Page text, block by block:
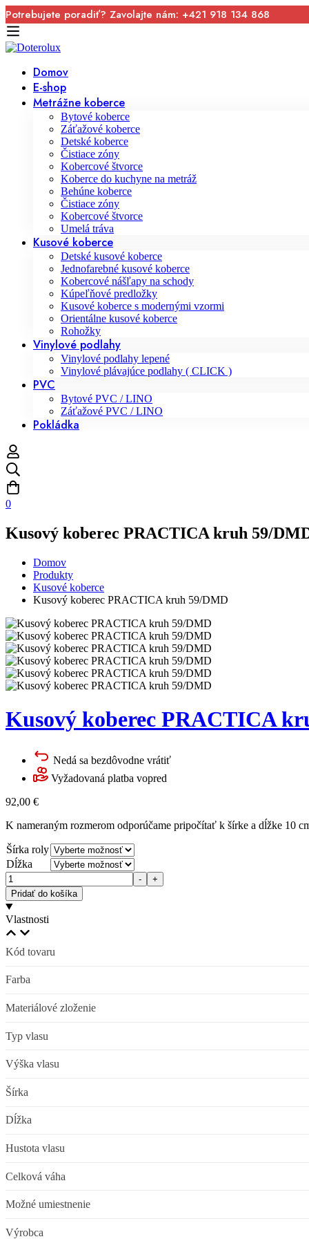
Potrebujete poradiť? Zavolajte nám: +421 918 134 868
Domov
E-shop
Metrážne koberce
Bytové koberce
Záťažové koberce
Detské koberce
Čistiace zóny
Kobercové štvorce
Koberce do kuchyne na metráž
Behúne koberce
Čistiace zóny
Kobercové štvorce
Umelá tráva
Kusové koberce
Detské kusové koberce
Jednofarebné kusové koberce
Kobercové nášľapy na schody
Kúpeľňové predložky
Kusové koberce s modernými vzormi
Orientálne kusové koberce
Rohožky
Vinylové podlahy
Vinylové podlahy lepené
Vinylové plávajúce podlahy ( CLICK )
PVC
Bytové PVC / LINO
Záťažové PVC / LINO
Pokládka
0
Kusový koberec PRACTICA kruh 59/
Domov
Produkty
Kusové koberce
Kusový koberec PRACTICA kruh 59/DMD
Kusový koberec PRACTICA
Nedá sa bezdôvodne vrátiť
Vyžadovaná platba vopred
92,00 €
K nameraným rozmerom odporúčame pripočítať k šírke a dĺžke 10
Šírka roly
Dĺžka
Množstvo
-
+
Pridať do košíka
Vlastnosti
Kód tovaru
Farba
Materiálové zloženie
Typ vlasu
Výška vlasu
Šírka
Dĺžka
Hustota vlasu
Celková váha
Možné umiestnenie
Výrobca